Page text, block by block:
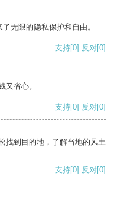
无限的隐私保护和自由。
支持[0] 反对[0]
又省心。
支持[0] 反对[0]
找到目的地，了解当地的风土
支持[0] 反对[0]